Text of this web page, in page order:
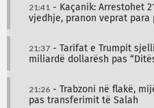
21:41 - Kaçanik: Arrestohet
vjedhje, pranon veprat para
21:37 - Tarifat e Trumpit
miliardë dollarësh pas
21:26 - Trabzoni në flakë,
pas transferimit të Salah